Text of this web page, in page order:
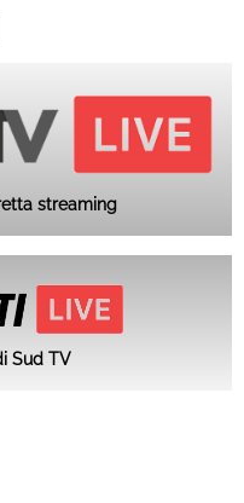
streaming
Sud TV